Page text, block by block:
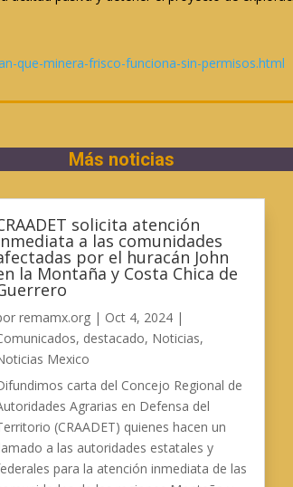
que-minera-frisco-funciona-sin-permisos.html
Más noticias
solicita atención
a las comunidades
por el huracán John
la Montaña y Costa Chica de
remamx.org| Oct 4, 2024|
, destacado, Noticias,
Mexico
carta del Concejo Regional de
Agrarias en Defensa del
(CRAADET) quienes hacen un
a las autoridades estatales y
para la atención inmediata de las